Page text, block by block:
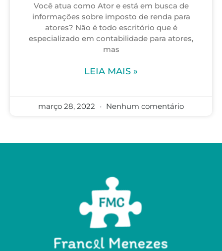
Você atua como Ator e está em busca de
informações sobre imposto de renda para
atores? Não é todo escritório que é
especializado em contabilidade para atores,
mas
LEIA MAIS »
março 28, 2022 Nenhum comentário